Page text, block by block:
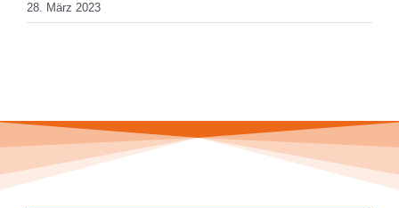
28. März 2023